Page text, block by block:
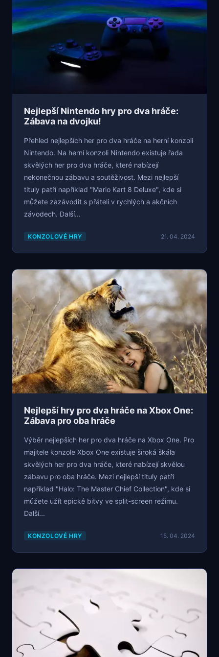
Nejlepší Nintendo hry pro dva hráče:
Zábava na dvojku!
Přehled nejlepších her pro dva hráče na herní konzoli
Nintendo. Na herní konzoli Nintendo existuje řada
skvělých her pro dva hráče, které nabízejí
nekonečnou zábavu a soutěživost. Mezi nejlepší
tituly patří například "Mario Kart 8 Deluxe", kde si
můžete zazávodit s přáteli v rychlých a akčních
závodech. Další...
KONZOLOVÉ HRY 21. 04. 2024
Nejlepší hry pro dva hráče na Xbox One:
Zábava pro oba hráče
Výběr nejlepších her pro dva hráče na Xbox One. Pro
majitele konzole Xbox One existuje široká škála
skvělých her pro dva hráče, které nabízejí skvělou
zábavu pro oba hráče. Mezi nejlepší tituly patří
například "Halo: The Master Chief Collection", kde si
můžete užít epické bitvy ve split-screen režimu.
Další...
KONZOLOVÉ HRY 15. 04. 2024